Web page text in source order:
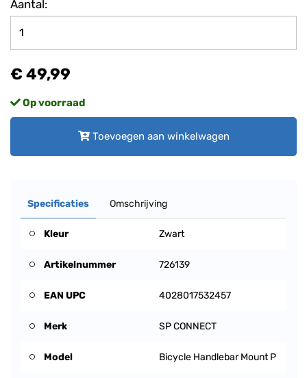
Aantal:
€ 49,99
Op voorraad
Toevoegen aan winkelwagen
Specificaties Omschrijving
Kleur Zwart
Artikelnummer 726139
EAN UPC 4028017532457
Merk SP CONNECT
Model Bicycle Handlebar Mount P